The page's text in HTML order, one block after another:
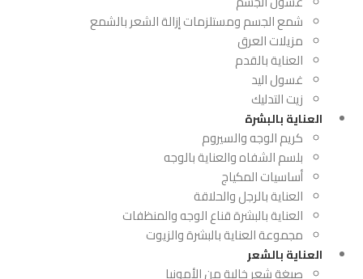
شمع الجسم ومستلزمات إزالة الشعر بالشمع
مزيلات العرق
العناية بالقدم
غسول اليد
زيت التدليك
العناية بالبشرة
كريم الوجه والسيروم
بلسم الشفاه والعناية بالوجه
أساسيات المكياج
العناية بالرجل والحلاقة
العناية بالبشرة قناع الوجه والمنظفات
مجموعة العناية بالبشرة والزيوت
العناية بالشعر
صبغة شعر خالية من الأمونيا